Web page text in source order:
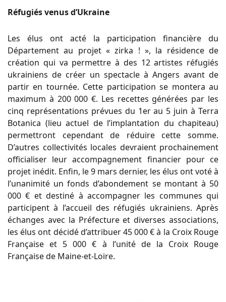
Réfugiés venus d’Ukraine
Les élus ont acté la participation financière du
Département au projet « zirka ! », la résidence de
création qui va permettre à des 12 artistes réfugiés
ukrainiens de créer un spectacle à Angers avant de
partir en tournée. Cette participation se montera au
maximum à 200 000 €. Les recettes générées par les
cinq représentations prévues du 1er au 5 juin à Terra
Botanica (lieu actuel de l’implantation du chapiteau)
permettront cependant de réduire cette somme.
D’autres collectivités locales devraient prochainement
officialiser leur accompagnement financier pour ce
projet inédit. Enfin, le 9 mars dernier, les élus ont voté à
l’unanimité un fonds d’abondement se montant à 50
000 € et destiné à accompagner les communes qui
participent à l’accueil des réfugiés ukrainiens. Après
échanges avec la Préfecture et diverses associations,
les élus ont décidé d’attribuer 45 000 € à la Croix Rouge
Française et 5 000 € à l’unité de la Croix Rouge
Française de Maine-et-Loire.